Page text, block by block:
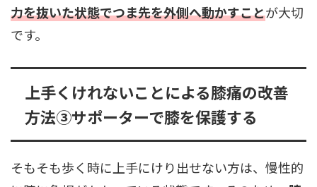
力を抜いた状態でつま先を外側へ動かすことが大切
です。
上手くけれないことによる膝痛の改善
方法➂サポーターで膝を保護する
そもそも歩く時に上手にけり出せない方は、慢性的